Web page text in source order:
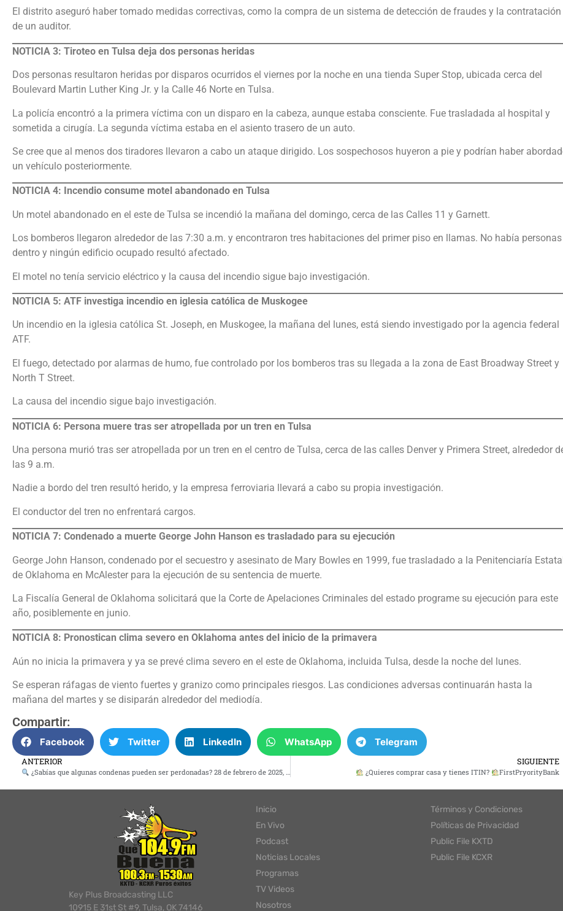
El distrito aseguró haber tomado medidas correctivas, como la compra de un sistema de detección de fraudes y la contratación
de un auditor.
NOTICIA 3: Tiroteo en Tulsa deja dos personas heridas
Dos personas resultaron heridas por disparos ocurridos el viernes por la noche en una tienda Super Stop, ubicada cerca del
Boulevard Martin Luther King Jr. y la Calle 46 Norte en Tulsa.
La policía encontró a la primera víctima con un disparo en la cabeza, aunque estaba consciente. Fue trasladada al hospital y
sometida a cirugía. La segunda víctima estaba en el asiento trasero de un auto.
Se cree que al menos dos tiradores llevaron a cabo un ataque dirigido. Los sospechosos huyeron a pie y podrían haber
un vehículo posteriormente.
NOTICIA 4: Incendio consume motel abandonado en Tulsa
Un motel abandonado en el este de Tulsa se incendió la mañana del domingo, cerca de las Calles 11 y Garnett.
Los bomberos llegaron alrededor de las 7:30 a.m. y encontraron tres habitaciones del primer piso en llamas. No había personas
dentro y ningún edificio ocupado resultó afectado.
El motel no tenía servicio eléctrico y la causa del incendio sigue bajo investigación.
NOTICIA 5: ATF investiga incendio en iglesia católica de Muskogee
Un incendio en la iglesia católica St. Joseph, en Muskogee, la mañana del lunes, está siendo investigado por la agencia federal
ATF.
El fuego, detectado por alarmas de humo, fue controlado por los bomberos tras su llegada a la zona de East Broadway Street y
North T Street.
La causa del incendio sigue bajo investigación.
NOTICIA 6: Persona muere tras ser atropellada por un tren en Tulsa
Una persona murió tras ser atropellada por un tren en el centro de Tulsa, cerca de las calles Denver y Primera Street, alrededor
las 9 a.m.
Nadie a bordo del tren resultó herido, y la empresa ferroviaria llevará a cabo su propia investigación.
El conductor del tren no enfrentará cargos.
NOTICIA 7: Condenado a muerte George John Hanson es trasladado para su ejecución
George John Hanson, condenado por el secuestro y asesinato de Mary Bowles en 1999, fue trasladado a la Penitenciaría
de Oklahoma en McAlester para la ejecución de su sentencia de muerte.
La Fiscalía General de Oklahoma solicitará que la Corte de Apelaciones Criminales del estado programe su ejecución para este
año, posiblemente en junio.
NOTICIA 8: Pronostican clima severo en Oklahoma antes del inicio de la primavera
Aún no inicia la primavera y ya se prevé clima severo en el este de Oklahoma, incluida Tulsa, desde la noche del lunes.
Se esperan ráfagas de viento fuertes y granizo como principales riesgos. Las condiciones adversas continuarán hasta la
mañana del martes y se disiparán alrededor del mediodía.
Compartir:
Facebook Twitter LinkedIn WhatsApp Telegram
ANTERIOR
¿Sabías que algunas condenas pueden ser perdonadas? 28 de febrero de 2025, con la abogada Lorena Riva
SIGUIENTE
¿Quieres comprar casa y tienes ITIN? FirstPryorityBank
Key Plus Broadcasting LLC
10915 E 31st St #9, Tulsa, OK 74146
Inicio
En Vivo
Podcast
Noticias Locales
Programas
TV Videos
Nosotros
Términos y Condiciones
Políticas de Privacidad
Public File KXTD
Public File KCXR